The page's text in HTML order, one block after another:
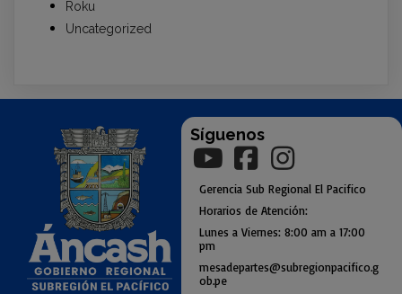
Roku
Uncategorized
Síguenos
Gerencia Sub Regional El Pacifico
Horarios de Atención:
Lunes a Viernes: 8:00 am a 17:00
pm
mesadepartes@subregionpacifico.g
ob.pe